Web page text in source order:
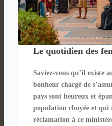
Le quotidien des
Saviez-vous qu’il existe
bonheur chargé de
pays sont heureux et
population choyée et qui
réclamation à ce